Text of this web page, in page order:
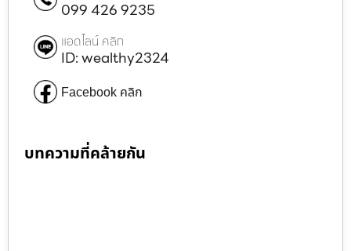
099 426 9235
แอดไลน์ คลิก
ID: wealthy2324
Facebook คลิก
บทความที่คล้ายกัน